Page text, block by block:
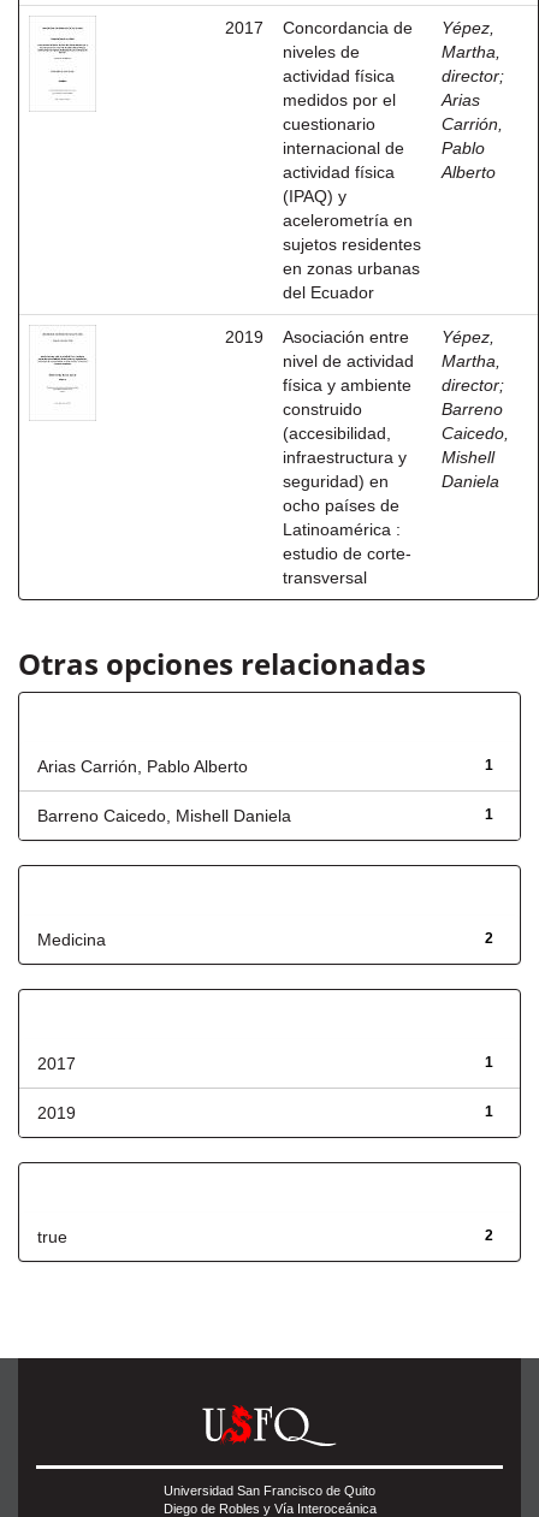
2017
Concordancia de
niveles de
actividad física
medidos por el
cuestionario
internacional de
actividad física
(IPAQ) y
acelerometría en
sujetos residentes
en zonas urbanas
del Ecuador
Yépez,
Martha,
director;
Arias
Carrión,
Pablo
Alberto
2019
Asociación entre
nivel de actividad
física y ambiente
construido
(accesibilidad,
infraestructura y
seguridad) en
ocho países de
Latinoamérica :
estudio de corte-
transversal
Yépez,
Martha,
director;
Barreno
Caicedo,
Mishell
Daniela
Otras opciones relacionadas
1
Arias Carrión, Pablo Alberto
1
Barreno Caicedo, Mishell Daniela
2
Medicina
1
2017
1
2019
2
true
Universidad San Francisco de Quito
Diego de Robles y Vía Interoceánica